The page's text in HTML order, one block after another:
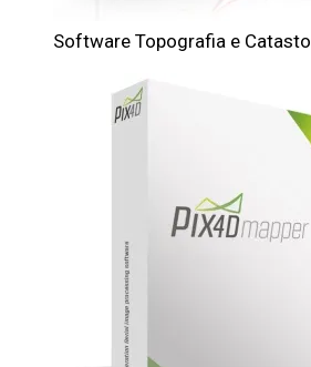
Software Topografia e Catasto